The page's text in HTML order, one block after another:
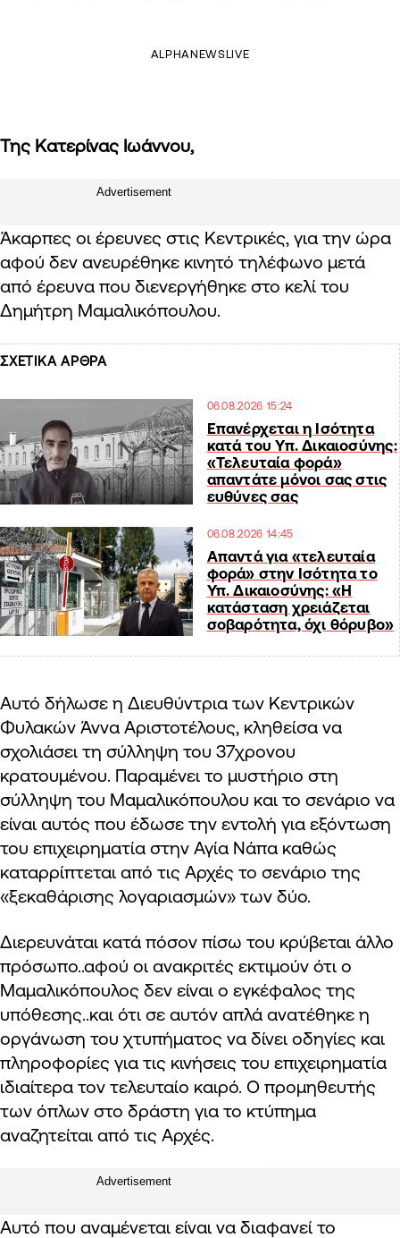
ALPHANEWSLIVE
Της Κατερίνας Ιωάννου,
Advertisement
Άκαρπες οι έρευνες στις Κεντρικές, για την ώρα
αφού δεν ανευρέθηκε κινητό τηλέφωνο μετά
από έρευνα που διενεργήθηκε στο κελί του
Δημήτρη Μαμαλικόπουλου.
ΣΧΕΤΙΚΑ ΑΡΘΡΑ
06.08.2026 15:24
Επανέρχεται η Ισότητα
κατά του Υπ. Δικαιοσύνης:
«Τελευταία φορά»
απαντάτε μόνοι σας στις
ευθύνες σας
06.08.2026 14:45
Απαντά για «τελευταία
φορά» στην Ισότητα το
Υπ. Δικαιοσύνης: «Η
κατάσταση χρειάζεται
σοβαρότητα, όχι θόρυβο»
Αυτό δήλωσε η Διευθύντρια των Κεντρικών
Φυλακών Άννα Αριστοτέλους, κληθείσα να
σχολιάσει τη σύλληψη του 37χρονου
κρατουμένου. Παραμένει το μυστήριο στη
σύλληψη του Μαμαλικόπουλου και το σενάριο να
είναι αυτός που έδωσε την εντολή για εξόντωση
του επιχειρηματία στην Αγία Νάπα καθώς
καταρρίπτεται από τις Αρχές το σενάριο της
«ξεκαθάρισης λογαριασμών» των δύο.
Διερευνάται κατά πόσον πίσω του κρύβεται άλλο
πρόσωπο..αφού οι ανακριτές εκτιμούν ότι ο
Μαμαλικόπουλος δεν είναι ο εγκέφαλος της
υπόθεσης..και ότι σε αυτόν απλά ανατέθηκε η
οργάνωση του χτυπήματος να δίνει οδηγίες και
πληροφορίες για τις κινήσεις του επιχειρηματία
ιδιαίτερα τον τελευταίο καιρό. Ο προμηθευτής
των όπλων στο δράστη για το κτύπημα
αναζητείται από τις Αρχές.
Advertisement
Αυτό που αναμένεται είναι να διαφανεί το